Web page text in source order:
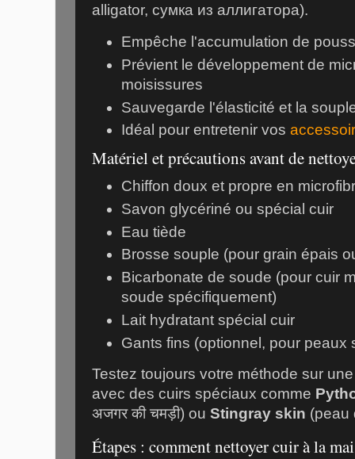
alligator, сумка из аллигатора).
Empêche l'accumulation de
Prévient le développement de
moisissures
Sauvegarde l'élasticité et la
Idéal pour entretenir vos
Matériel et précautions avant de
Chiffon doux et propre en
Savon glycériné ou spécial cuir
Eau tiède
Brosse souple (pour grain épais
Bicarbonate de soude (pour cuir
soude spécifiquement)
Lait hydratant spécial cuir
Gants fins (optionnel, pour peaux
Testez toujours votre méthode sur
avec des cuirs spéciaux comme
अजगर की चमड़ी) ou Stingray skin (peau
Étapes : comment nettoyer cuir à la